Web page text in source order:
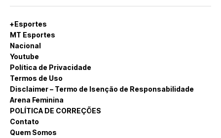
+Esportes
MT Esportes
Nacional
Youtube
Política de Privacidade
Termos de Uso
Disclaimer – Termo de Isenção de Responsabilidade
Arena Feminina
POLÍTICA DE CORREÇÕES
Contato
Quem Somos